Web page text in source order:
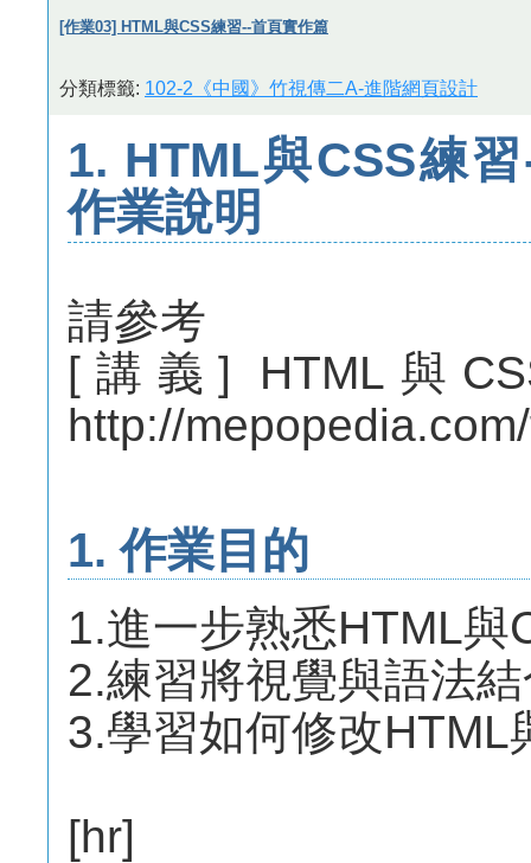
[作業03] HTML與CSS練習--首頁實作篇
分類標籤: 102-2《中國》竹視傳二A-進階網頁設計
1. HTML與CSS練
作業說明
請參考
[講義] HTML與
http://
1. 作業目的
1.進一步熟悉HTML與
2.練習將視覺與語法
3.學習如何修改HTML
[hr]